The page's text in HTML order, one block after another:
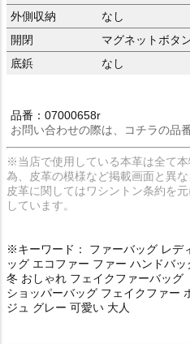
外側収納
なし
開閉
マグネットボタ
底鋲
なし
品番：07000658r
お問い合わせの際は、コチラの品
※当店で使用している本革は全て
為、皮革の模様など掲載画面と異
皮革に関してはワシントン条約を
しています。
※キーワード： ファーバッグ レデ
ッグ エコファー ファー ハンドバ
冬 おしゃれ フェイクファーバッグ
ショッパーバッグ フェイクファー
ジュ グレー 可愛い 大人